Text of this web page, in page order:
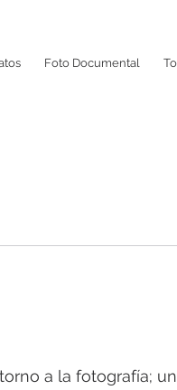
Foto Documental
a la fotografía;